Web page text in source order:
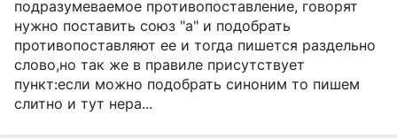
подразумеваемое противопоставление, говорят
нужно поставить союз "а" и подобрать
противопоставляют ее и тогда пишется раздельно
слово,но так же в правиле присутствует
пункт:если можно подобрать синоним то пишем
слитно и тут нера...